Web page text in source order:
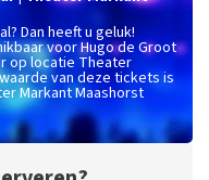
Dan heeft u geluk!
voor Hugo de Groot
op locatie Theater
van deze tickets is
Markant Maashorst